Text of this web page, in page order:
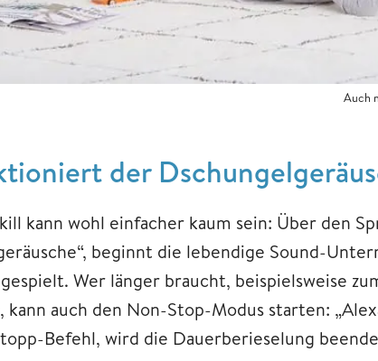
Auch
der
kann wohl einfacher kaum sein: Über den
beginnt die lebendige Sound-
Wer länger braucht, beispielsweise
auch den Non-Stop-Modus starten:
Befehl, wird die Dauerberieselung